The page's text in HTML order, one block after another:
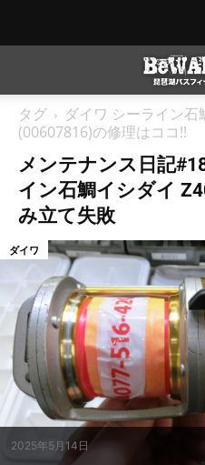
タグ
ダイワ シーライン石
(00607816)の修理はココ!!
メンテナンス日記
イン石鯛イシダイ
み立て失敗
2025年5月14日
ダイワ